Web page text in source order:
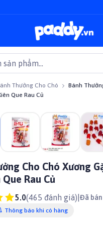
Thưởng Cho Chó
Bánh
Que Rau Củ
Cho Chó Xương
Rau Củ
5.0(465 đánh giá) Đã bán
Thông báo khi có hàng